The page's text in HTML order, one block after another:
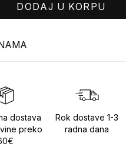
DODAJ U KORPU
dostava
preko
Rok dostave 1-3
radna dana